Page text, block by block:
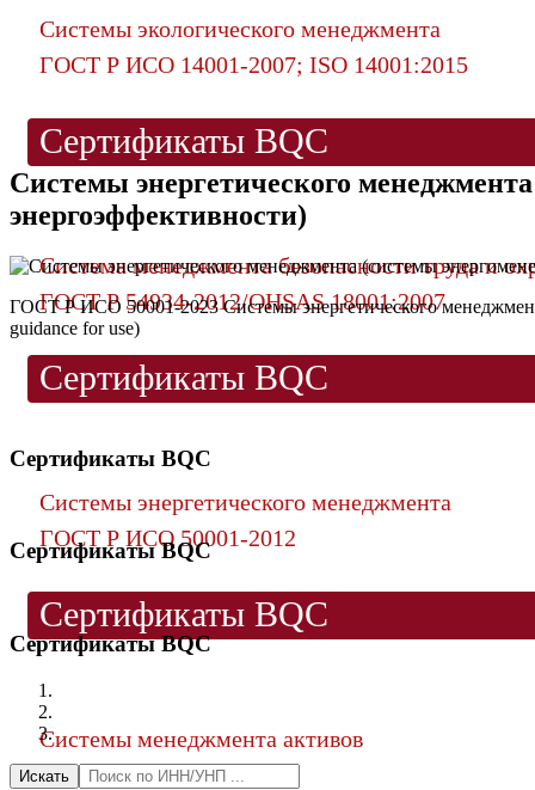
Системы экологического менеджмента
ГОСТ Р ИСО 14001-2007; ISO 14001:2015
Сертификаты BQC
Система менеджмента безопасности труда и
ГОСТ Р 54934-2012/OHSAS 18001:2007
Сертификаты BQC
Системы энергетического менеджмента
ГОСТ Р ИСО 50001-2012
Сертификаты BQC
Системы менеджмента активов
ISO 55001:2014
Системы энергетического
энергоэффективности)
ГОСТ Р ИСО 50001-2023 Системы энергетического
guidance for use)
Сертификаты BQC
Сертификаты BQC
Сертификаты BQC
Искать